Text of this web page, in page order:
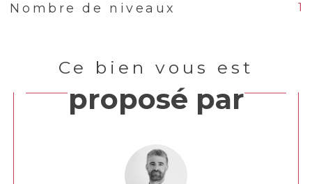
Nombre de niveaux 1
Ce bien vous est
proposé par